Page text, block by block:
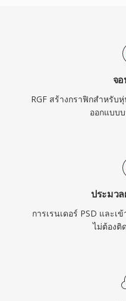
จ
RGF สร้างกราฟิกสำหรับ
ออกแบบ
ประมว
การเรนเดอร์ PSD และ
ไม่ต้องติ